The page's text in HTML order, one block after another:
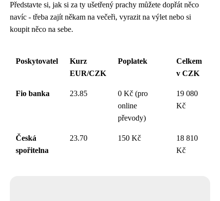
Představte si, jak si za ty ušetřený prachy můžete dopřát něco
navíc - třeba zajít někam na večeři, vyrazit na výlet nebo si
koupit něco na sebe.
Poskytovatel
Kurz
EUR/CZK
Poplatek
Celkem
v CZK
Fio banka 23.85
0 Kč (pro
online
převody)
19 080
Kč
Česká
spořitelna
23.70 150 Kč
18 810
Kč